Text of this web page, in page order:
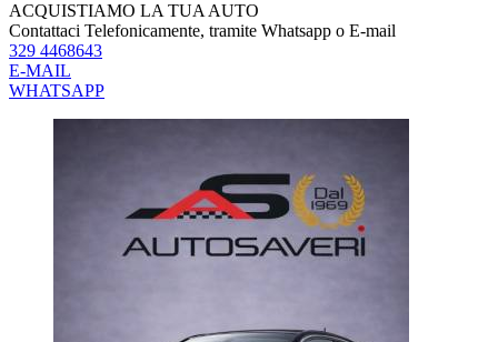
ACQUISTIAMO LA TUA AUTO
Contattaci Telefonicamente, tramite Whatsapp o E-mail
329 4468643
E-MAIL
WHATSAPP